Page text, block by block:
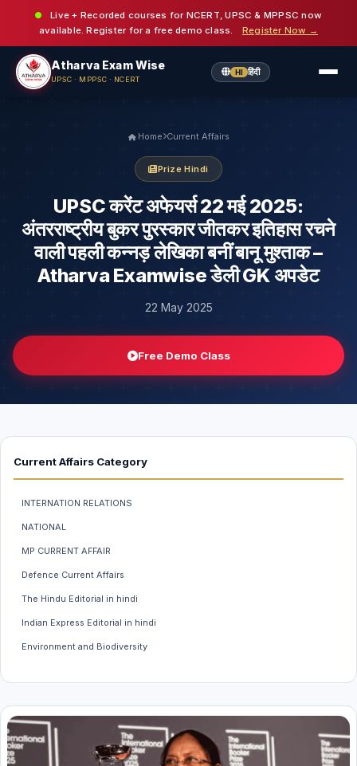
Live + Recorded courses for NCERT, UPSC & MPPSC now
available. Register for a free demo class.
Register Now →
Atharva Exam Wise
UPSC · MPPSC · NCERT
HI हिंदी
Home Current Affairs
Prize Hindi
UPSC करेंट अफेयर्स 22 मई 2025:
अंतरराष्ट्रीय बुकर पुरस्कार जीतकर इतिहास रचने
वाली पहली कन्नड़ लेखिका बनीं बानू मुश्ताक –
Atharva Examwise डेली GK अपडेट
22 May 2025
Free Demo Class
Current Affairs Category
INTERNATION RELATIONS
NATIONAL
MP CURRENT AFFAIR
Defence Current Affairs
The Hindu Editorial in hindi
Indian Express Editorial in hindi
Environment and Biodiversity
MP GK
Science & Technology